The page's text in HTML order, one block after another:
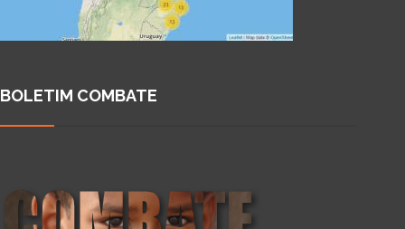
BOLETIM COMBATE